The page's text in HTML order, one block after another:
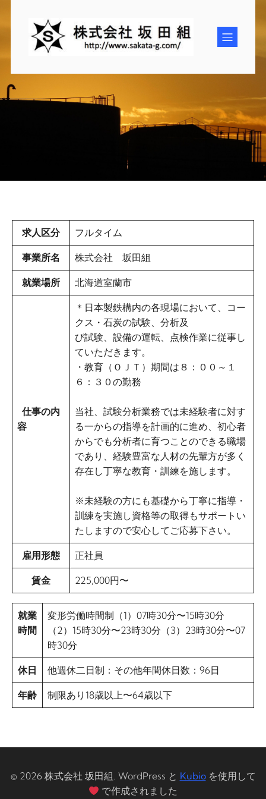
キ
求人区分 フルタイム
事業所名 株式会社 坂田組
就業場所 北海道室蘭市
仕事の内
容
＊日本製鉄構内の各現場において、コー
クス・石炭の試験、分析及
び試験、設備の運転、点検作業に従事し
ていただきます。
・教育（ＯＪＴ）期間は８：００～１
６：３０の勤務
当社、試験分析業務では未経験者に対す
る一からの指導を計画的に進め、初心者
からでも分析者に育つことのできる職場
であり、経験豊富な人材の先輩方が多く
存在し丁寧な教育・訓練を施します。
※未経験の方にも基礎から丁寧に指導・
訓練を実施し資格等の取得もサポートい
たしますので安心してご応募下さい。
雇用形態 正社員
賃金 225,000円〜
就業
時間
変形労働時間制（1）07時30分〜15時30分
（2）15時30分〜23時30分（3）23時30分〜07
時30分
休日 他週休二日制：その他年間休日数：96日
年齢 制限あり18歳以上〜64歳以下
© 2026 株式会社 坂田組. WordPress と Kubioを使用して
で作成されました